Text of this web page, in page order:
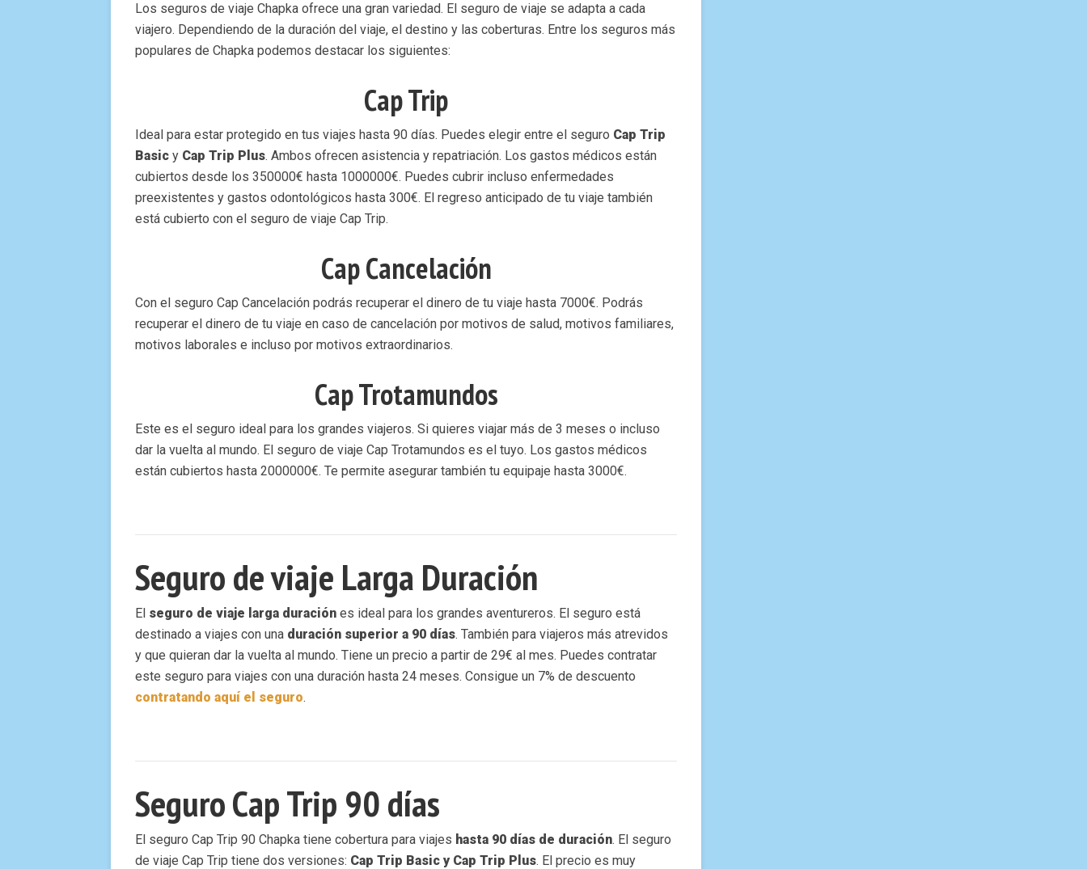
Los seguros de viaje Chapka ofrece una gran variedad. El seguro de viaje se adapta a cada
viajero. Dependiendo de la duración del viaje, el destino y las coberturas. Entre los seguros más
populares de Chapka podemos destacar los siguientes:
Cap Trip
Ideal para estar protegido en tus viajes hasta 90 días. Puedes elegir entre el seguro Cap Trip
Basic y Cap Trip Plus. Ambos ofrecen asistencia y repatriación. Los gastos médicos están
cubiertos desde los 350000€ hasta 1000000€. Puedes cubrir incluso enfermedades
preexistentes y gastos odontológicos hasta 300€. El regreso anticipado de tu viaje también
está cubierto con el seguro de viaje Cap Trip.
Cap Cancelación
Con el seguro Cap Cancelación podrás recuperar el dinero de tu viaje hasta 7000€. Podrás
recuperar el dinero de tu viaje en caso de cancelación por motivos de salud, motivos familiares,
motivos laborales e incluso por motivos extraordinarios.
Cap Trotamundos
Este es el seguro ideal para los grandes viajeros. Si quieres viajar más de 3 meses o incluso
dar la vuelta al mundo. El seguro de viaje Cap Trotamundos es el tuyo. Los gastos médicos
están cubiertos hasta 2000000€. Te permite asegurar también tu equipaje hasta 3000€.
Seguro de viaje Larga Duración
El seguro de viaje larga duración es ideal para los grandes aventureros. El seguro está
destinado a viajes con una duración superior a 90 días. También para viajeros más atrevidos
y que quieran dar la vuelta al mundo. Tiene un precio a partir de 29€ al mes. Puedes contratar
este seguro para viajes con una duración hasta 24 meses. Consigue un 7% de descuento
contratando aquí el seguro.
Seguro Cap Trip 90 días
El seguro Cap Trip 90 Chapka tiene cobertura para viajes hasta 90 días de duración. El seguro
de viaje Cap Trip tiene dos versiones: Cap Trip Basic y Cap Trip Plus. El precio es muy